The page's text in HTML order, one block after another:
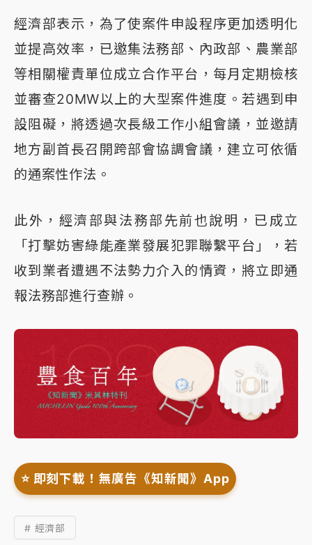
經濟部表示，為了使案件申設程序更加透明化
並提高效率，已邀集法務部、內政部、農業部
等相關權責單位成立合作平台，每月定期檢核
並審查20MW以上的大型案件進度。若遇到申
設阻礙，將透過次長級工作小組會議，並邀請
地方副首長召開跨部會協調會議，建立可依循
的通案性作法。
此外，經濟部與法務部先前也說明，已成立
「打擊妨害綠能產業發展犯罪聯繫平台」，若
收到業者遭遇不法勢力介入的情資，將立即通
報法務部進行查辦。
⭐️ 即刻下載！無廣告《知新聞》App
# 經濟部